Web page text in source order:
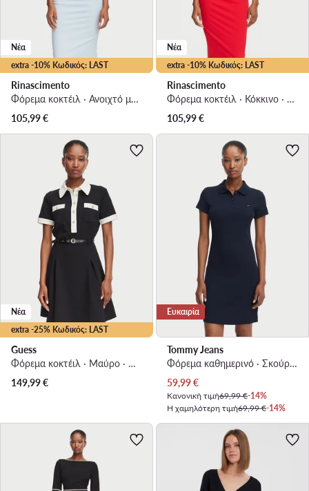
extra -10% Κωδικός: LAST
Νέα
Rinascimento
Φόρεμα κοκτέιλ · Ανοιχτό μπλε · Midi
105,99€
extra -10% Κωδικός: LAST
Νέα
Rinascimento
Φόρεμα κοκτέιλ · Κόκκινο · Midi
105,99€
extra -25% Κωδικός: LAST
Νέα
Guess
Φόρεμα κοκτέιλ · Μαύρο · Mini
149,99€
Ευκαιρία
Tommy Jeans
Φόρεμα καθημερινό · Σκούρο μπλε · Mini
Τρέχουσα τιμή
59,99€
Κανονική τιμή69,99 €-14%
Η χαμηλότερη τιμή69,99 €-14%